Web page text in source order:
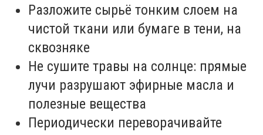
Разложите сырьё тонким слоем на
чистой ткани или бумаге в тени, на
сквозняке
Не сушите травы на солнце: прямые
лучи разрушают эфирные масла и
полезные вещества
Периодически переворачивайте